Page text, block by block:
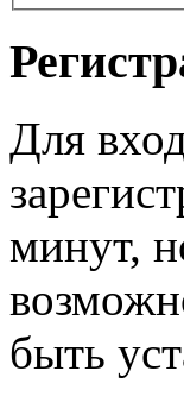
Для
минут,
быть